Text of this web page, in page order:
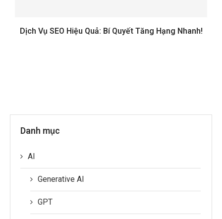
Dịch Vụ SEO Hiệu Quả: Bí Quyết Tăng Hạng Nhanh!
Danh mục
AI
Generative AI
GPT